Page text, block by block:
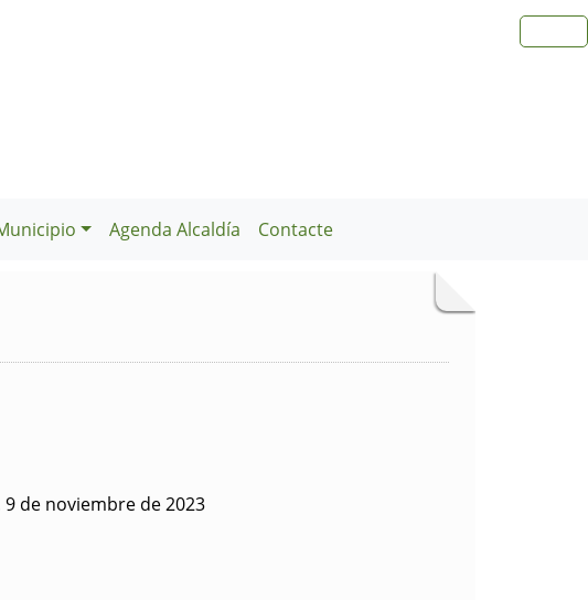
Agenda Alcaldía Contacte
9 de noviembre de 2023